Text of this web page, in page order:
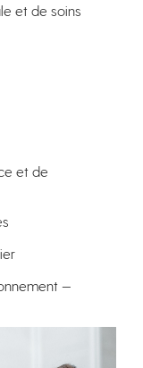
et de soins
et de
—